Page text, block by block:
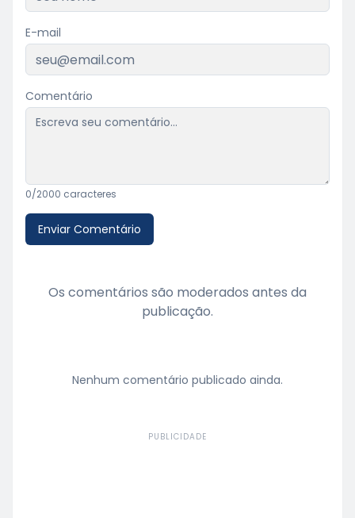
E-mail
Comentário
0/2000 caracteres
Enviar Comentário
Os comentários são moderados antes da
publicação.
Nenhum comentário publicado ainda.
PUBLICIDADE